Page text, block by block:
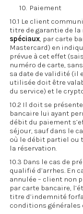
10. Paiement
10.1 Le client
titre de garantie de la
spéciaux, par carte
Mastercard) en
prévue à cet effet
numéro de carte,
sa date de validité (il
utilisée doit être
du service) et le
10.2 Il doit se
bancaire lui ayant
débit du paiement
séjour, sauf dans le
où le débit partiel ou
la réservation.
10.3 Dans le cas de
qualifié d’arrhes. En
annulée – client non
par carte bancaire,
titre d’indemnité
conditions